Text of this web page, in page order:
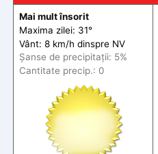
Mai mult însorit
Maxima zilei: 31°
Vânt: 8 km/h dinspre NV
Șanse de precipitații: 5%
Cantitate precip.: 0